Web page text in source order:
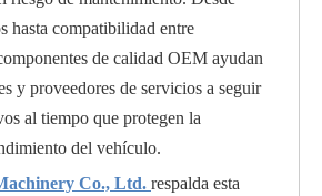
hasta compatibilidad entre
de calidad OEM ayudan
y proveedores de servicios a seguir
al tiempo que protegen la
del vehículo.
Co., Ltd. respalda esta